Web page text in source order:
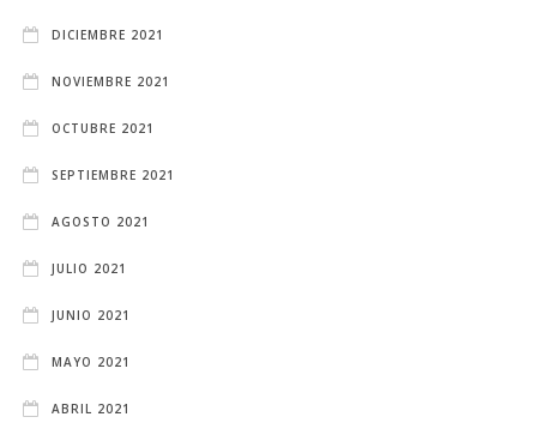
DICIEMBRE 2021
NOVIEMBRE 2021
OCTUBRE 2021
SEPTIEMBRE 2021
AGOSTO 2021
JULIO 2021
JUNIO 2021
MAYO 2021
ABRIL 2021